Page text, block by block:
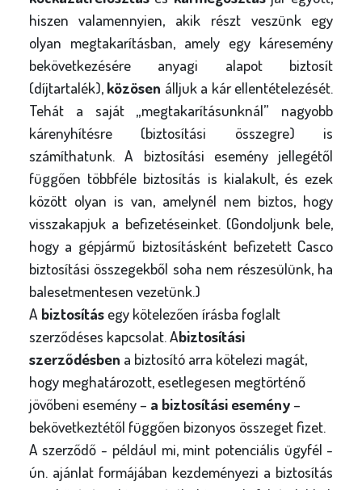
hiszen valamennyien, akik részt veszünk egy
olyan megtakarításban, amely egy káresemény
bekövetkezésére anyagi alapot biztosít
(díjtartalék), közösen álljuk a kár ellentételezését.
Tehát a saját „megtakarításunknál” nagyobb
kárenyhítésre (biztosítási összegre) is
számíthatunk. A biztosítási esemény jellegétől
függően többféle biztosítás is kialakult, és ezek
között olyan is van, amelynél nem biztos, hogy
visszakapjuk a befizetéseinket. (Gondoljunk bele,
hogy a gépjármű biztosításként befizetett Casco
biztosítási összegekből soha nem részesülünk, ha
balesetmentesen vezetünk.)
A biztosításegy kötelezően írásba foglalt
szerződéses kapcsolat. Abiztosítási
szerződésben a biztosító arra kötelezi magát,
hogy meghatározott, esetlegesen megtörténő
jövőbeni esemény – a biztosítási esemény–
bekövetkeztétől függően bizonyos összeget fizet.
A szerződő - például mi, mint potenciális ügyfél -
ún. ajánlat formájában kezdeményezi a biztosítás